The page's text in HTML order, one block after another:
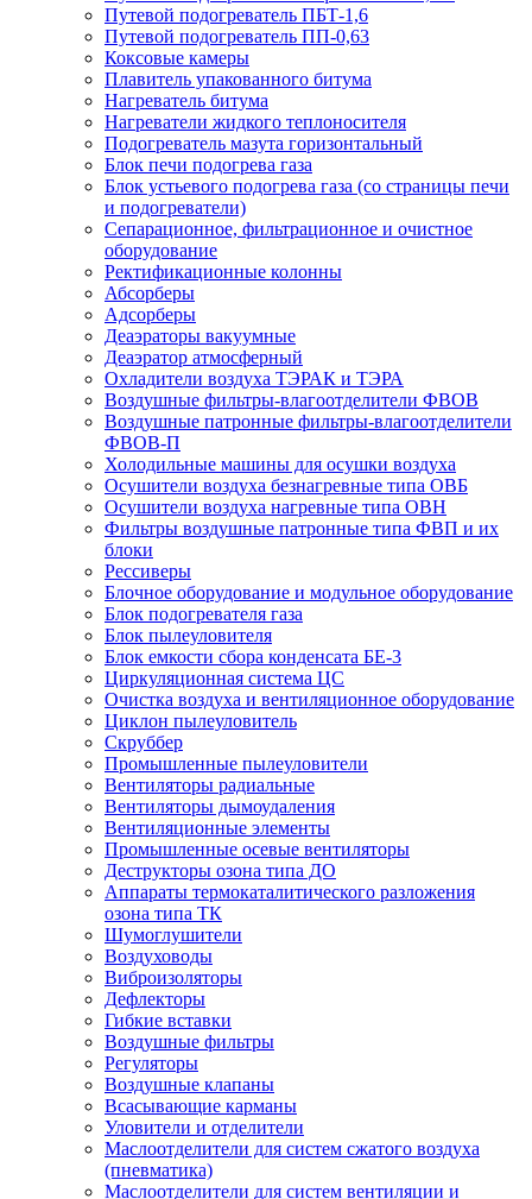
Путевой подогреватель ПБТ-1,6
Путевой подогреватель ПП-0,63
Коксовые камеры
Плавитель упакованного битума
Нагреватель битума
Нагреватели жидкого теплоносителя
Подогреватель мазута горизонтальный
Блок печи подогрева газа
Блок устьевого подогрева газа (со страницы печи
и подогреватели)
Сепарационное, фильтрационное и очистное
оборудование
Ректификационные колонны
Абсорберы
Адсорберы
Деаэраторы вакуумные
Деаэратор атмосферный
Охладители воздуха ТЭРАК и ТЭРА
Воздушные фильтры-влагоотделители ФВОВ
Воздушные патронные фильтры-влагоотделители
ФВОВ-П
Холодильные машины для осушки воздуха
Осушители воздуха безнагревные типа ОВБ
Осушители воздуха нагревные типа ОВН
Фильтры воздушные патронные типа ФВП и их
блоки
Рессиверы
Блочное оборудование и модульное оборудование
Блок подогревателя газа
Блок пылеуловителя
Блок емкости сбора конденсата БЕ-3
Циркуляционная система ЦС
Очистка воздуха и вентиляционное оборудование
Циклон пылеуловитель
Скруббер
Промышленные пылеуловители
Вентиляторы радиальные
Вентиляторы дымоудаления
Вентиляционные элементы
Промышленные осевые вентиляторы
Деструкторы озона типа ДО
Аппараты термокаталитического разложения
озона типа ТК
Шумоглушители
Воздуховоды
Виброизоляторы
Дефлекторы
Гибкие вставки
Воздушные фильтры
Регуляторы
Воздушные клапаны
Всасывающие карманы
Уловители и отделители
Маслоотделители для систем сжатого воздуха
(пневматика)
Маслоотделители для систем вентиляции и